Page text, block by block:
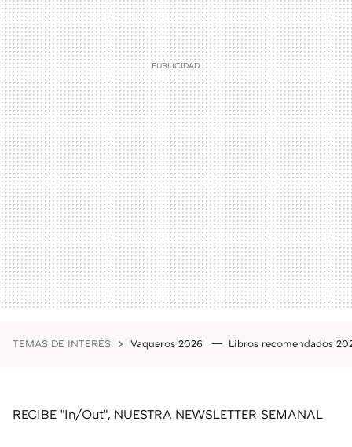
TEMAS DE INTERÉS Vaqueros 2026 Libros recomendados
RECIBE "In/Out", NUESTRA NEWSLETTER SEMANAL